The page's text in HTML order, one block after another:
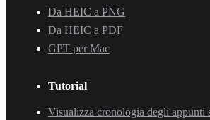
Da HEIC a PNG
Da HEIC a PDF
GPT per Mac
Tutorial
Visualizza cronologia degli appunti